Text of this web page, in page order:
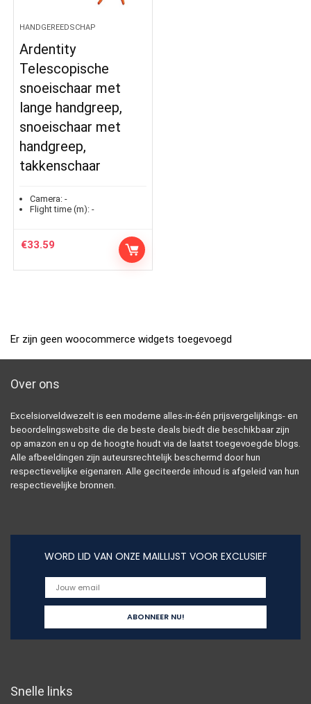
HANDGEREEDSCHAP
Ardentity
Telescopische
snoeischaar met
lange handgreep,
snoeischaar met
handgreep,
takkenschaar
Camera: -
Flight time (m): -
€33.59
Er zijn geen woocommerce widgets toegevoegd
Over ons
Excelsiorveldwezelt is een moderne alles-in-één prijsvergelijkings- en
beoordelingswebsite die de beste deals biedt die beschikbaar zijn
op amazon en u op de hoogte houdt via de laatst toegevoegde blogs.
Alle afbeeldingen zijn auteursrechtelijk beschermd door hun
respectievelijke eigenaren. Alle geciteerde inhoud is afgeleid van hun
respectievelijke bronnen.
WORD LID VAN ONZE MAILLIJST VOOR EXCLUSIEF
Snelle links